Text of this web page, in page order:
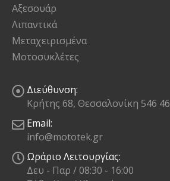
Αξεσουάρ
Λιπαντικά
Μεταχειρισμένα
Μοτοσυκλέτες
Διεύθυνση:
Κρήτης 68, Θεσσαλονίκη 546 46
Email:
info@mototek.gr
Ωράριο Λειτουργίας:
Δευ - Παρ / 08:30 - 16:00